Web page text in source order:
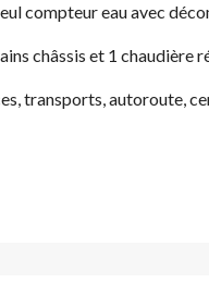
compteur eau avec
châssis et 1 chaudière
transports, autoroute,